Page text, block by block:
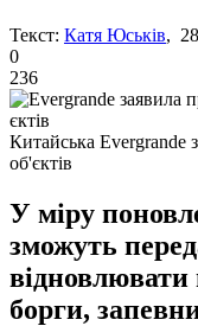
Текст: Катя Юськів,
0
236
Китайська Evergrande
об'єктів
У міру
зможуть
борги,